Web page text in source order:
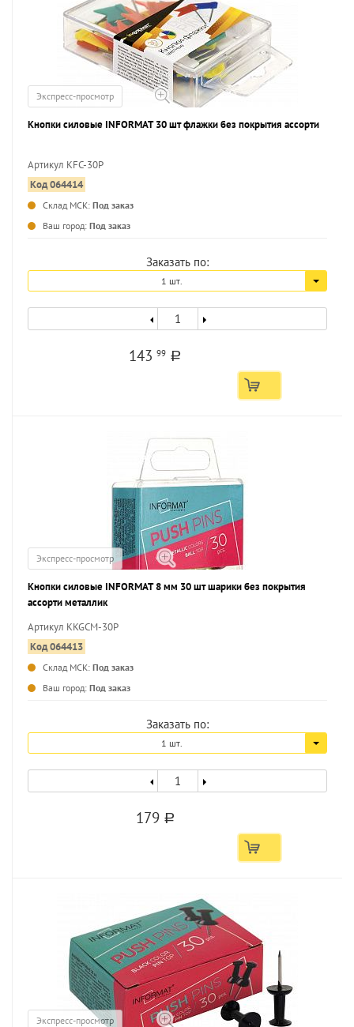
Экспресс-просмотр
Кнопки силовые INFORMAT 30 шт флажки без покрытия ассорти
Артикул KFC-30P
Код 064414
Склад МСК: Под заказ
Ваш город: Под заказ
Заказать по:
1 шт.
14399 a
Экспресс-просмотр
Кнопки силовые INFORMAT 8 мм 30 шт шарики без покрытия
ассорти металлик
Артикул KKGCM-30P
Код 064413
Склад МСК: Под заказ
Ваш город: Под заказ
Заказать по:
1 шт.
179 a
Экспресс-просмотр